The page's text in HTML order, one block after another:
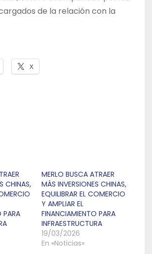
de la relación con la
X
CHINAS,
PARA
MERLO BUSCA ATRAER
MÁS INVERSIONES CHINAS,
EQUILIBRAR EL COMERCIO
Y AMPLIAR EL
FINANCIAMIENTO PARA
INFRAESTRUCTURA
19/03/2026
En «Noticias»